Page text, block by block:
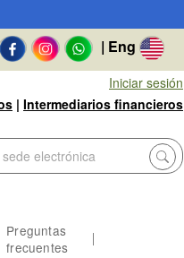
| Eng
Iniciar sesión
| Intermediarios financieros
Preguntas
frecuentes